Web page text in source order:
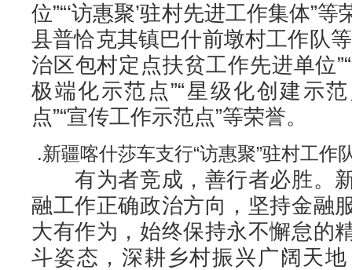
位”“‘访惠聚’驻村先进工作集体”
县普恰克其镇巴什前墩村工作队
治区包村定点扶贫工作先进单位
极端化示范点”“星级化创建示
点”“宣传工作示范点”等荣誉。
.新疆喀什莎车支行“访惠聚”驻村工作
有为者竞成，善行者必胜。
融工作正确政治方向，坚持金融
大有作为，始终保持永不懈怠的
斗姿态，深耕乡村振兴广阔天